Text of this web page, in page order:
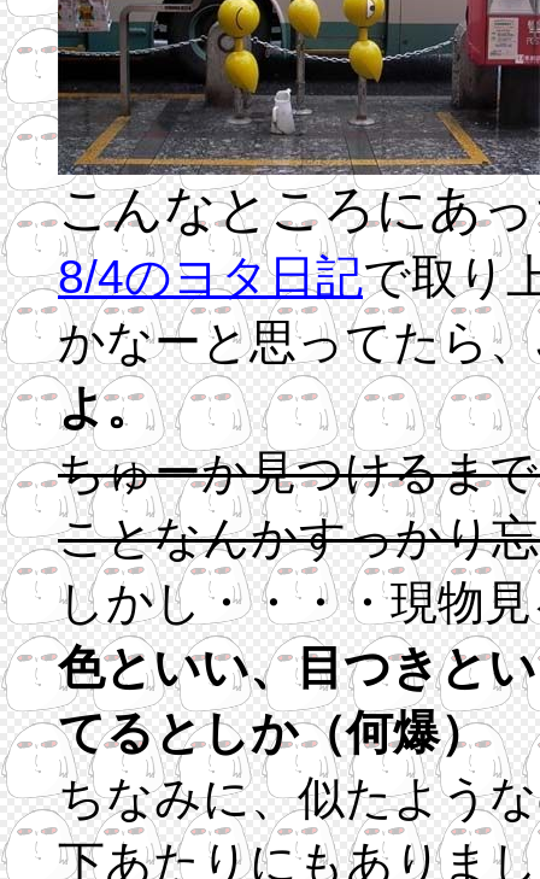
こんなところにあ
8/4のヨタ日記で取り
かなーと思ってたら、
よ。
ちゅーか見つけるま
ことなんかすっかり
しかし・・・・現物
色といい、目つきと
てるとしか（何爆）
ちなみに、似たよう
下あたりにもありま